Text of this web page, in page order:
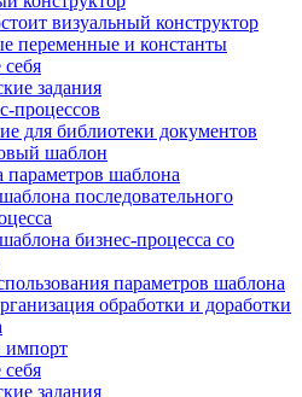
визуальный конструктор
переменные и константы
себя
задания
процессов
для библиотеки документов
шаблон
параметров шаблона
последовательного
бизнес-процесса со
параметров шаблона
обработки и доработки
импорт
себя
задания